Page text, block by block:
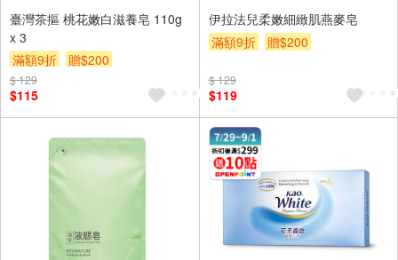
臺灣茶摳 桃花嫩白滋養皂 110g
x 3
滿額9折
贈$200
$ 129
$115
伊拉法兒柔嫩細緻肌燕麥皂
滿額9折
贈$200
$ 129
$119